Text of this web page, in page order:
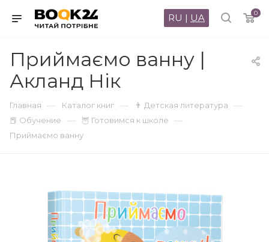
0
RU | UA
Приймаємо ванну |
Акланд Нік
Главная — Каталог книг — 👨 Детская литература —
📕 Обучение — 🦉 Готовимся к школе —
Приймаємо ванну